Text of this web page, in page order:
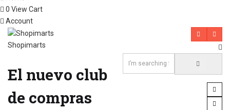
0 View Cart
Account
Shopimarts
El nuevo club
de compras